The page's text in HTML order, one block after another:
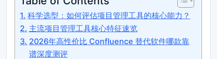
科学选型：如何评估项目管理工具的核心能力？
主流项目管理工具核心特征速览
2026年高性价比 Confluence 替代软件哪款靠
谱深度测评